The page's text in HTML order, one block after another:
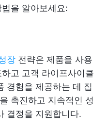
을 알아보세요:
장 전략은 제품을 사용
고 고객 라이프사이클
경험을 제공하는 데 집
촉진하고 지속적인 성
결정을 지원합니다.